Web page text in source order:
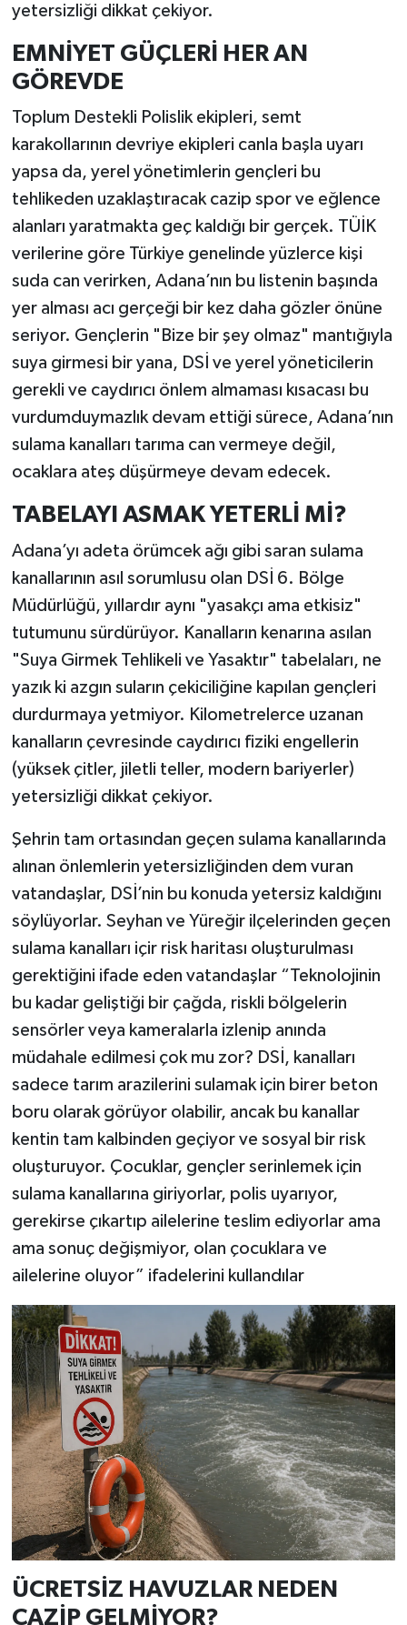
yetersizliği dikkat çekiyor.
EMNİYET GÜÇLERİ HER AN
GÖREVDE
Toplum Destekli Polislik ekipleri, semt
karakollarının devriye ekipleri canla başla uyarı
yapsa da, yerel yönetimlerin gençleri bu
tehlikeden uzaklaştıracak cazip spor ve eğlence
alanları yaratmakta geç kaldığı bir gerçek. TÜİK
verilerine göre Türkiye genelinde yüzlerce kişi
suda can verirken, Adana’nın bu listenin başında
yer alması acı gerçeği bir kez daha gözler önüne
seriyor. Gençlerin "Bize bir şey olmaz" mantığıyla
suya girmesi bir yana, DSİ ve yerel yöneticilerin
gerekli ve caydırıcı önlem almaması kısacası bu
vurdumduymazlık devam ettiği sürece, Adana’nın
sulama kanalları tarıma can vermeye değil,
ocaklara ateş düşürmeye devam edecek.
TABELAYI ASMAK YETERLİ Mİ?
Adana’yı adeta örümcek ağı gibi saran sulama
kanallarının asıl sorumlusu olan DSİ 6. Bölge
Müdürlüğü, yıllardır aynı "yasakçı ama etkisiz"
tutumunu sürdürüyor. Kanalların kenarına asılan
"Suya Girmek Tehlikeli ve Yasaktır" tabelaları, ne
yazık ki azgın suların çekiciliğine kapılan gençleri
durdurmaya yetmiyor. Kilometrelerce uzanan
kanalların çevresinde caydırıcı fiziki engellerin
(yüksek çitler, jiletli teller, modern bariyerler)
yetersizliği dikkat çekiyor.
Şehrin tam ortasından geçen sulama kanallarında
alınan önlemlerin yetersizliğinden dem vuran
vatandaşlar, DSİ’nin bu konuda yetersiz kaldığını
söylüyorlar. Seyhan ve Yüreğir ilçelerinden geçen
sulama kanalları içir risk haritası oluşturulması
gerektiğini ifade eden vatandaşlar “Teknolojinin
bu kadar geliştiği bir çağda, riskli bölgelerin
sensörler veya kameralarla izlenip anında
müdahale edilmesi çok mu zor? DSİ, kanalları
sadece tarım arazilerini sulamak için birer beton
boru olarak görüyor olabilir, ancak bu kanallar
kentin tam kalbinden geçiyor ve sosyal bir risk
oluşturuyor. Çocuklar, gençler serinlemek için
sulama kanallarına giriyorlar, polis uyarıyor,
gerekirse çıkartıp ailelerine teslim ediyorlar ama
ama sonuç değişmiyor, olan çocuklara ve
ailelerine oluyor” ifadelerini kullandılar
ÜCRETSİZ HAVUZLAR NEDEN
CAZİP GELMİYOR?